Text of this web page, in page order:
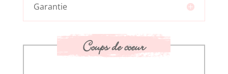
Garantie
Coups de coeur